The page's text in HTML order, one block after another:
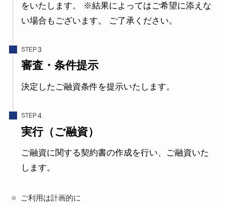
をいたします。 ※結果によってはご希望に添えな
い場合もございます。 ご了承ください。
STEP
審査・条件提示
決定したご融資条件を提示いたします。
STEP
実行（ご融資）
ご融資に関する契約書の作成を行い、ご融資いた
します。
ご利用は計画的に